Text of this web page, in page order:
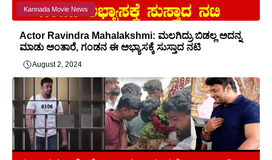
Kannada Movie News
Actor Ravindra Mahalakshmi: ಮಲಗಿದ್ರು ಬಿಡಲ್ಲ ಅದನ್ನ
ಮಾಡು ಅಂತಾರೆ, ಗಂಡನ ಈ ಅಭ್ಯಾಸಕ್ಕೆ ಸುಸ್ತಾದ ನಟಿ
August 2, 2024